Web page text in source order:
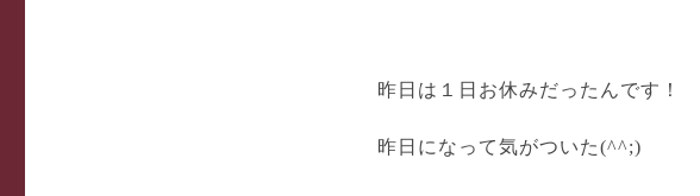
昨日は１日お休みだったんです！
昨日になって気がついた(^^;)